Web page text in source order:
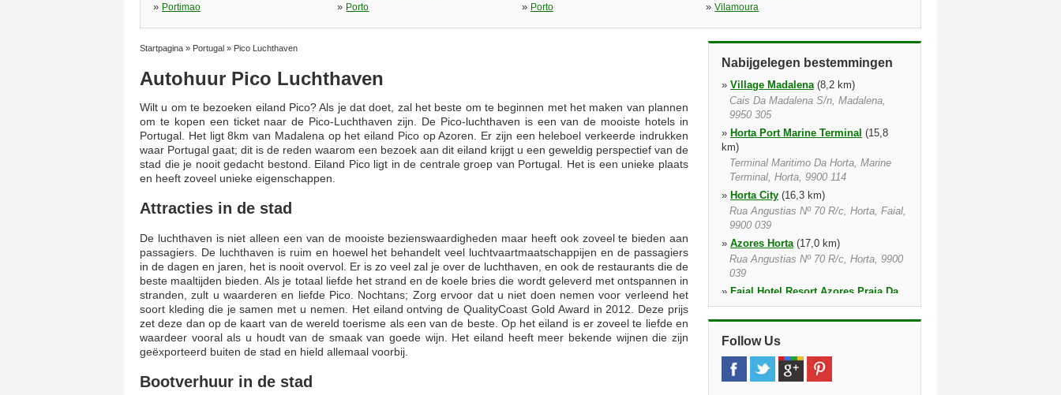
» Portimao » Porto » Porto »Vilamoura
Startpagina » Portugal » Pico Luchthaven
Autohuur Pico Luchthaven
Wilt u om te bezoeken eiland Pico? Als je dat doet, zal het beste om te beginnen met het maken van plannen
om te kopen een ticket naar de Pico-Luchthaven zijn. De Pico-luchthaven is een van de mooiste hotels in
Portugal. Het ligt 8km van Madalena op het eiland Pico op Azoren. Er zijn een heleboel verkeerde indrukken
waar Portugal gaat; dit is de reden waarom een bezoek aan dit eiland krijgt u een geweldig perspectief van de
stad die je nooit gedacht bestond. Eiland Pico ligt in de centrale groep van Portugal. Het is een unieke plaats
en heeft zoveel unieke eigenschappen.
Attracties in de stad
De luchthaven is niet alleen een van de mooiste bezienswaardigheden maar heeft ook zoveel te bieden aan
passagiers. De luchthaven is ruim en hoewel het behandelt veel luchtvaartmaatschappijen en de passagiers
in de dagen en jaren, het is nooit overvol. Er is zo veel zal je over de luchthaven, en ook de restaurants die de
beste maaltijden bieden. Als je totaal liefde het strand en de koele bries die wordt geleverd met ontspannen in
stranden, zult u waarderen en liefde Pico. Nochtans; Zorg ervoor dat u niet doen nemen voor verleend het
soort kleding die je samen met u nemen. Het eiland ontving de QualityCoast Gold Award in 2012. Deze prijs
zet deze dan op de kaart van de wereld toerisme als een van de beste. Op het eiland is er zoveel te liefde en
waardeer vooral als u houdt van de smaak van goede wijn. Het eiland heeft meer bekende wijnen die zijn
geëxporteerd buiten de stad en hield allemaal voorbij.
Bootverhuur in de stad
Nabijgelegen bestemmingen
» Village Madalena(8,2 km)
Cais Da Madalena S/n, Madalena,
9950 305
» Horta Port Marine Terminal (15,8
km)
Terminal Maritimo Da Horta, Marine
Terminal, Horta, 9900 114
» Horta City (16,3 km)
Rua Angustias Nº 70 R/c, Horta, Faial,
9900 039
» Azores Horta(17,0 km)
Rua Angustias Nº 70 R/c, Horta, 9900
039
» Faial Hotel Resort Azores Praia Da
Vitoria(23,0 km)
Lajes Int Airport, Praia Da Vitoria,
9560 251
»Horta Luchthaven(24,3 km)
Aeroporto Da Horta Castelo Branco,
Faial, 9900 321
Follow Us